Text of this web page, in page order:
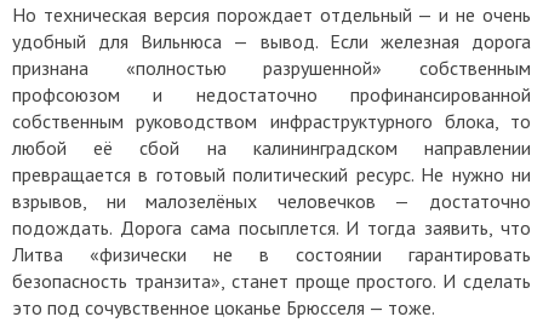
Но техническая версия порождает отдельный — и не очень
удобный для Вильнюса — вывод. Если железная дорога
признана «полностью разрушенной» собственным
профсоюзом и недостаточно профинансированной
собственным руководством инфраструктурного блока, то
любой её сбой на калининградском направлении
превращается в готовый политический ресурс. Не нужно ни
взрывов, ни малозелёных человечков — достаточно
подождать. Дорога сама посыплется. И тогда заявить, что
Литва «физически не в состоянии гарантировать
безопасность транзита», станет проще простого. И сделать
это под сочувственное цоканье Брюсселя — тоже.